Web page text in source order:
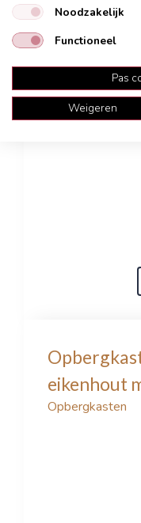
eikenhout
Opbergkasten
Noodzakelijk
Functioneel
Pas
Weigeren